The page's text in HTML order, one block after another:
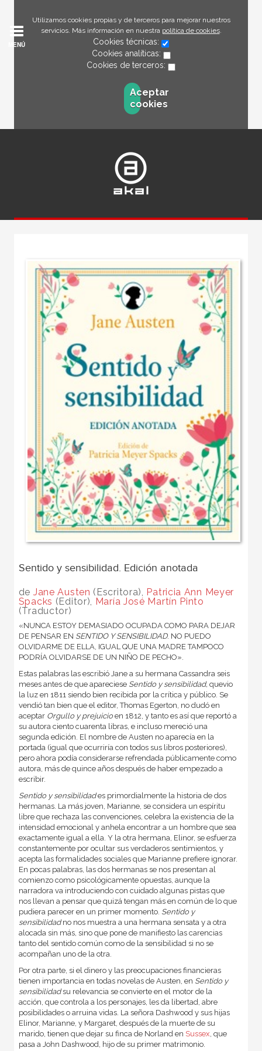
Utilizamos cookies propias y de terceros para mejorar nuestros
servicios. Más información en nuestra política de cookies.
Cookies técnicas:
Cookies analíticas:
Cookies de terceros:
Aceptar
cookies
MENÚ
Sentido y sensibilidad. Edición anotada
de Jane Austen (Escritora), Patricia Ann Meyer
Spacks (Editor), María José Martín Pinto
(Traductor)
«NUNCA ESTOY DEMASIADO OCUPADA COMO PARA DEJAR
DE PENSAR EN SENTIDO Y SENSIBILIDAD. NO PUEDO
OLVIDARME DE ELLA, IGUAL QUE UNA MADRE TAMPOCO
PODRÍA OLVIDARSE DE UN NIÑO DE PECHO».
Estas palabras las escribió Jane a su hermana Cassandra seis
meses antes de que apareciese Sentido y sensibilidad, quevio
la luz en 1811 siendo bien recibida por la crítica y público. Se
vendió tan bien que el editor, Thomas Egerton, no dudó en
aceptar Orgullo y prejuicioen 1812, y tanto es así que reportó a
su autora ciento cuarenta libras, e incluso mereció una
segunda edición. El nombre de Austen no aparecía en la
portada (igual que ocurriría con todos sus libros posteriores),
pero ahora podía considerarse refrendada públicamente como
autora, más de quince años después de haber empezado a
escribir.
Sentido y sensibilidades primordialmente la historia de dos
hermanas. La más joven, Marianne, se considera un espíritu
libre que rechaza las convenciones, celebra la existencia de la
intensidad emocional y anhela encontrar a un hombre que sea
exactamente igual a ella. Y la otra hermana, Elinor, se esfuerza
constantemente por ocultar sus verdaderos sentimientos, y
acepta las formalidades sociales que Marianne prefiere ignorar.
En pocas palabras, las dos hermanas se nos presentan al
comienzo como psicológicamente opuestas, aunque la
narradora va introduciendo con cuidado algunas pistas que
nos llevan a pensar que quizá tengan más en común de lo que
pudiera parecer en un primer momento. Sentido y
sensibilidadno nos muestra a una hermana sensata y a otra
alocada sin más, sino que pone de manifiesto las carencias
tanto del sentido común como de la sensibilidad si no se
acompañan uno de la otra.
Por otra parte, si el dinero y las preocupaciones financieras
tienen importancia en todas novelas de Austen, en Sentido y
sensibilidadsu relevancia se convierte en el motor de la
acción, que controla a los personajes, les da libertad, abre
posibilidades o arruina vidas. La señora Dashwood y sus hijas
Elinor, Marianne, y Margaret, después de la muerte de su
marido, tienen que dejar su finca de Norland en Sussex, que
pasa a John Dashwood, hijo de su primer matrimonio.